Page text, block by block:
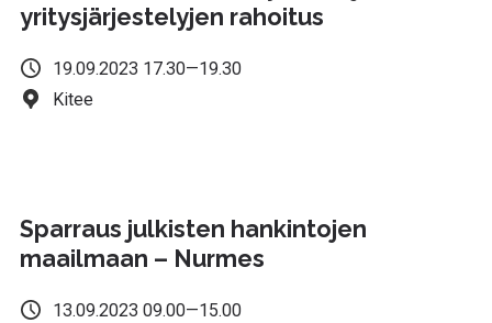
yritysjärjestelyjen rahoitus
19.09.2023 17.30—19.30
Kitee
Sparraus julkisten hankintojen
maailmaan – Nurmes
13.09.2023 09.00—15.00